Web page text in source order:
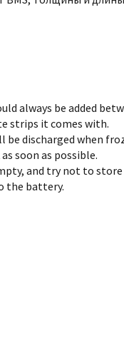
always be added
strips it comes with.
be discharged when
soon as possible.
and try not to
the battery.